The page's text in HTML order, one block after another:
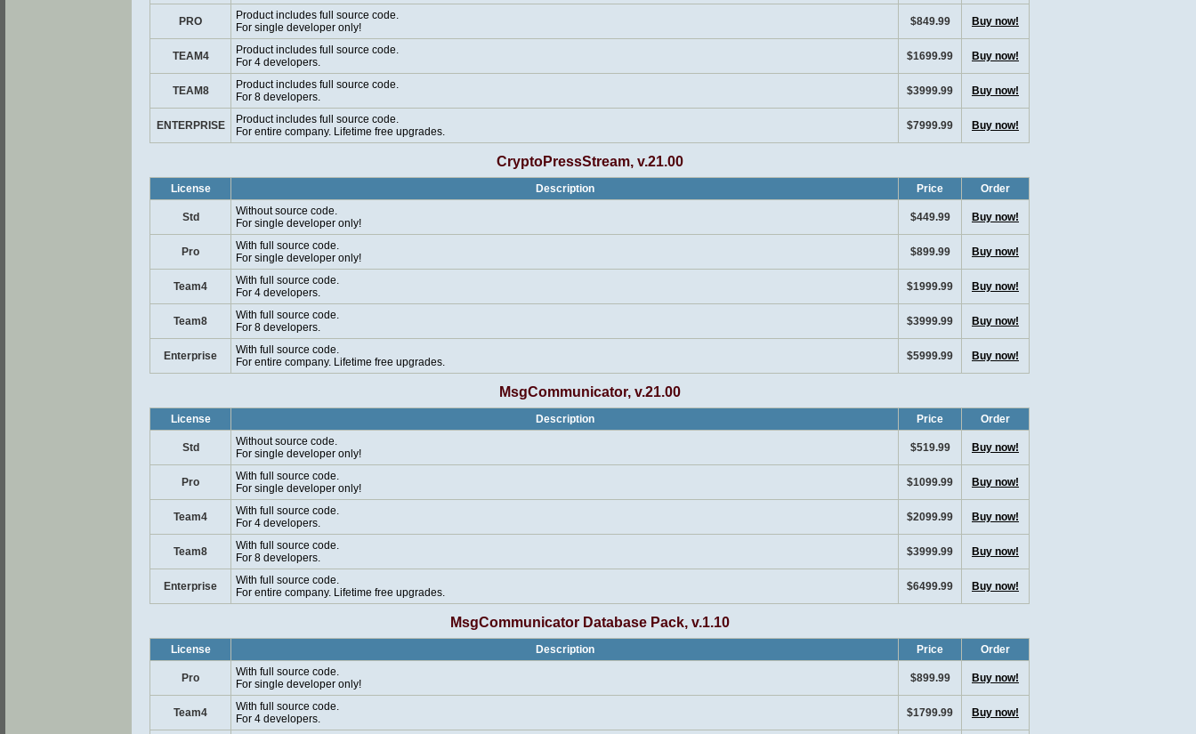
PRO
Product includes full source code.
For single developer only!
$849.99 Buy now!
TEAM4
Product includes full source code.
For 4 developers.
$1699.99 Buy now!
TEAM8
Product includes full source code.
For 8 developers.
$3999.99 Buy now!
ENTERPRISE
Product includes full source code.
For entire company. Lifetime free upgrades.
$7999.99 Buy now!
CryptoPressStream, v.21.00
License Description Price Order
Std
Without source code.
For single developer only!
$449.99 Buy now!
Pro
With full source code.
For single developer only!
$899.99 Buy now!
Team4
With full source code.
For 4 developers.
$1999.99 Buy now!
Team8
With full source code.
For 8 developers.
$3999.99 Buy now!
Enterprise
With full source code.
For entire company. Lifetime free upgrades.
$5999.99 Buy now!
MsgCommunicator, v.21.00
License Description Price Order
Std
Without source code.
For single developer only!
$519.99 Buy now!
Pro
With full source code.
For single developer only!
$1099.99 Buy now!
Team4
With full source code.
For 4 developers.
$2099.99 Buy now!
Team8
With full source code.
For 8 developers.
$3999.99 Buy now!
Enterprise
With full source code.
For entire company. Lifetime free upgrades.
$6499.99 Buy now!
MsgCommunicator Database Pack, v.1.10
License Description Price Order
Pro
With full source code.
For single developer only!
$899.99 Buy now!
Team4
With full source code.
For 4 developers.
$1799.99 Buy now!